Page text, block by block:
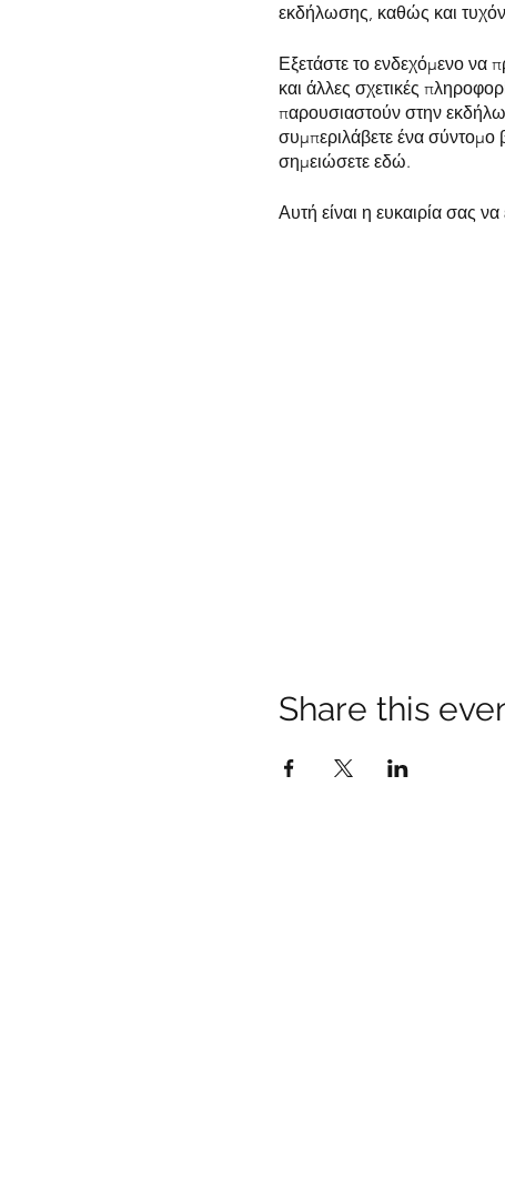
εκδήλωσης, καθώς και τυχόν
Εξετάστε το ενδεχόμενο να
και άλλες σχετικές
παρουσιαστούν στην
συμπεριλάβετε ένα σύντομο
σημειώσετε εδώ.
Αυτή είναι η ευκαιρία σας
Share this